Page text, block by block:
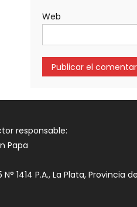
Web
responsable:
Papa
1414 P.A., La Plata, Provincia de